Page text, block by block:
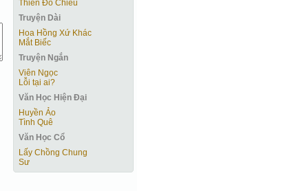
Thiên Đô Chiếu
Truyện Dài
Hoa Hồng Xứ Khác
Mắt Biếc
Truyện Ngắn
Viên Ngọc
Lỗi tại ai?
Văn Học Hiện Ðại
Huyền Ảo
Tình Quê
Văn Học Cổ
Lấy Chồng Chung
Sư